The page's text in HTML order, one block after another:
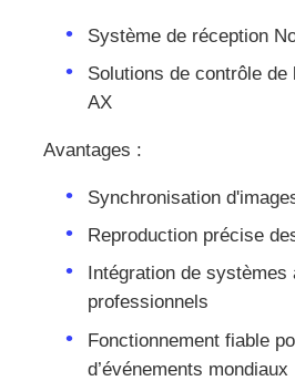
Système de réception
Solutions de contrôle
AX
Avantages :
Synchronisation
Reproduction précise
Intégration de systèmes
professionnels
Fonctionnement fiable
d’événements mondiaux